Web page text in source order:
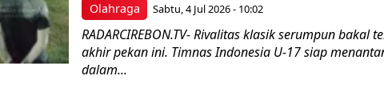
Olahraga Sabtu, 4 Jul 2026 - 10:02
RADARCIREBON.TV- Rivalitas klasik serumpun bakal
akhir pekan ini. Timnas Indonesia U-17 siap
dalam...